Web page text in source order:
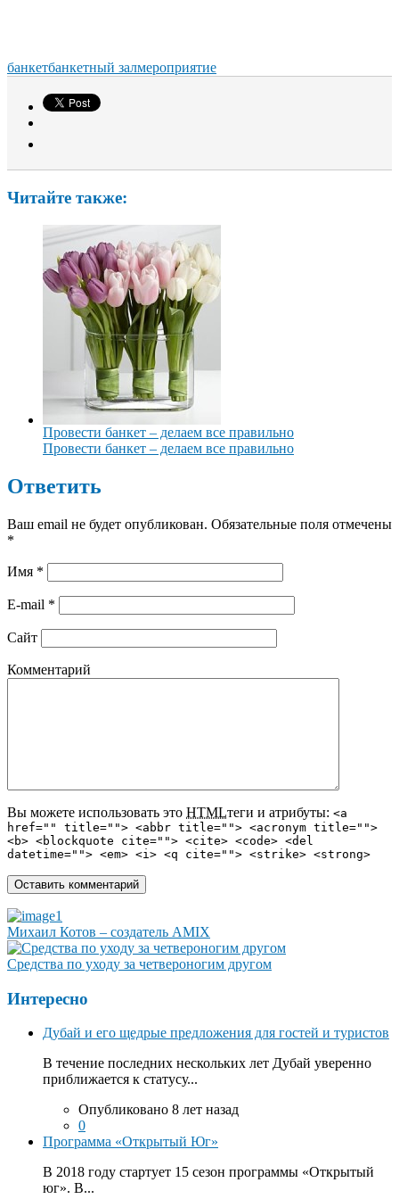
банкетбанкетный залмероприятие
Читайте также:
Провести банкет – делаем все правильно
Провести банкет – делаем все правильно
Ответить
Ваш email не будет опубликован. Обязательные поля отмечены
*
Имя *
E-mail *
Сайт
Комментарий
Вы можете использовать это HTMLтеги и атрибуты: <a
href="" title=""> <abbr title=""> <acronym title="">
<b> <blockquote cite=""> <cite> <code> <del
datetime=""> <em> <i> <q cite=""> <strike> <strong>
Михаил Котов – создатель AMIX
Средства по уходу за четвероногим другом
Интересно
Дубай и его щедрые предложения для гостей и туристов
В течение последних нескольких лет Дубай уверенно
приближается к статусу...
Опубликовано 8 лет назад
0
Программа «Открытый Юг»
В 2018 году стартует 15 сезон программы «Открытый
юг». В...